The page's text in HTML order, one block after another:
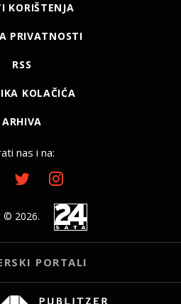
KORIŠTENJA
PRIVATNOSTI
RSS
KOLAČIĆA
ARHIVA
nas i na:
© 2026.
PORTALI